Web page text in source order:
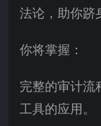
法论，助你跻
你将掌握：
完整的审计流
工具的应用。